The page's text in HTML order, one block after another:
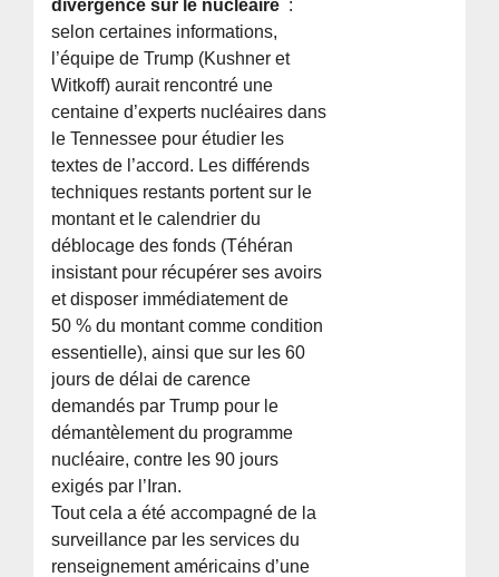
divergence sur le nucléaire :
selon certaines informations,
l’équipe de Trump (Kushner et
Witkoff) aurait rencontré une
centaine d’experts nucléaires dans
le Tennessee pour étudier les
textes de l’accord. Les différends
techniques restants portent sur le
montant et le calendrier du
déblocage des fonds (Téhéran
insistant pour récupérer ses avoirs
et disposer immédiatement de
50 % du montant comme condition
essentielle), ainsi que sur les 60
jours de délai de carence
demandés par Trump pour le
démantèlement du programme
nucléaire, contre les 90 jours
exigés par l’Iran.
Tout cela a été accompagné de la
surveillance par les services du
renseignement américains d’une